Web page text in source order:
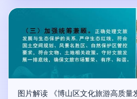
图片解读 《博山区文化旅游高质量